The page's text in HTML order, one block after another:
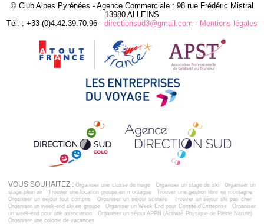
© Club Alpes Pyrénées - Agence Commerciale : 98 rue Frédéric Mistral
13980 ALLEINS
Tél. : +33 (0)4.42.39.70.96 - directionsud3@gmail.com - Mentions légales
VOUS SOUHAITEZ :Organiser une classe de neige Organiser un stage de ski
Organiser un
stage plein air
Trouver une location groupe en montagne
Trouver une gestion libre en montagne
Organiser un séjour tout compris
Organiser un séjour scolaire
Trouver un séjour ski pas cher
Organiser un week-end ski en groupe
Organiser un Week End pour Comité d'Entreprise
Organiser
un week-end pour une association
Organiser un séjour APPN (Activité Physique de Pleine Nature)
Organiser une colonie de vacances